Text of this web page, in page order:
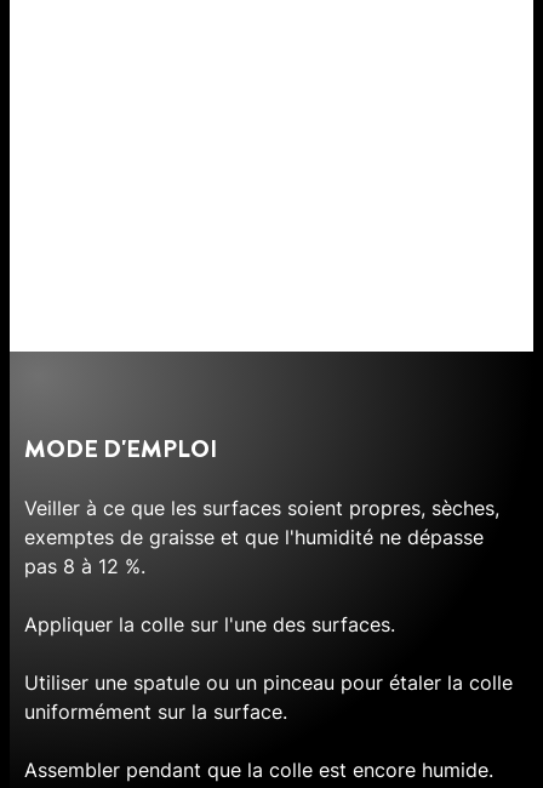
MODE D'EMPLOI
Veiller à ce que les surfaces soient propres, sèches,
exemptes de graisse et que l'humidité ne dépasse
pas 8 à 12 %.
Appliquer la colle sur l'une des surfaces.
Utiliser une spatule ou un pinceau pour étaler la colle
uniformément sur la surface.
Assembler pendant que la colle est encore humide.